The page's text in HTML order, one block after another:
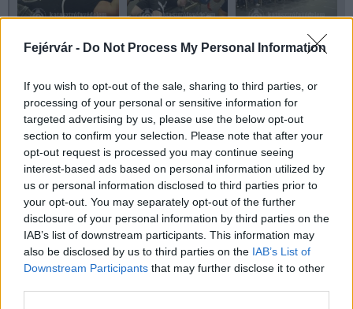
Fejérvár - Do Not Process My Personal Information
If you wish to opt-out of the sale, sharing to third parties, or
processing of your personal or sensitive information for
targeted advertising by us, please use the below opt-out
section to confirm your selection. Please note that after your
opt-out request is processed you may continue seeing
interest-based ads based on personal information utilized by
us or personal information disclosed to third parties prior to
your opt-out. You may separately opt-out of the further
disclosure of your personal information by third parties on the
IAB’s list of downstream participants. This information may
also be disclosed by us to third parties on the IAB’s List of
Downstream Participants that may further disclose it to other
Aktuális Székesfehérvár
fekvenyomó bajnokság
BM Országos Katasztrófavédelmi Sportegyesület